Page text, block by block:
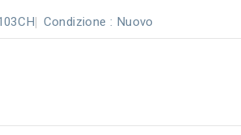
Condizione : Nuovo